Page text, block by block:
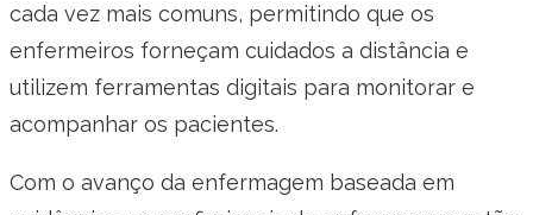
cada vez mais comuns, permitindo que os
enfermeiros forneçam cuidados a distância e
utilizem ferramentas digitais para monitorar e
acompanhar os pacientes.
Com o avanço da enfermagem baseada em